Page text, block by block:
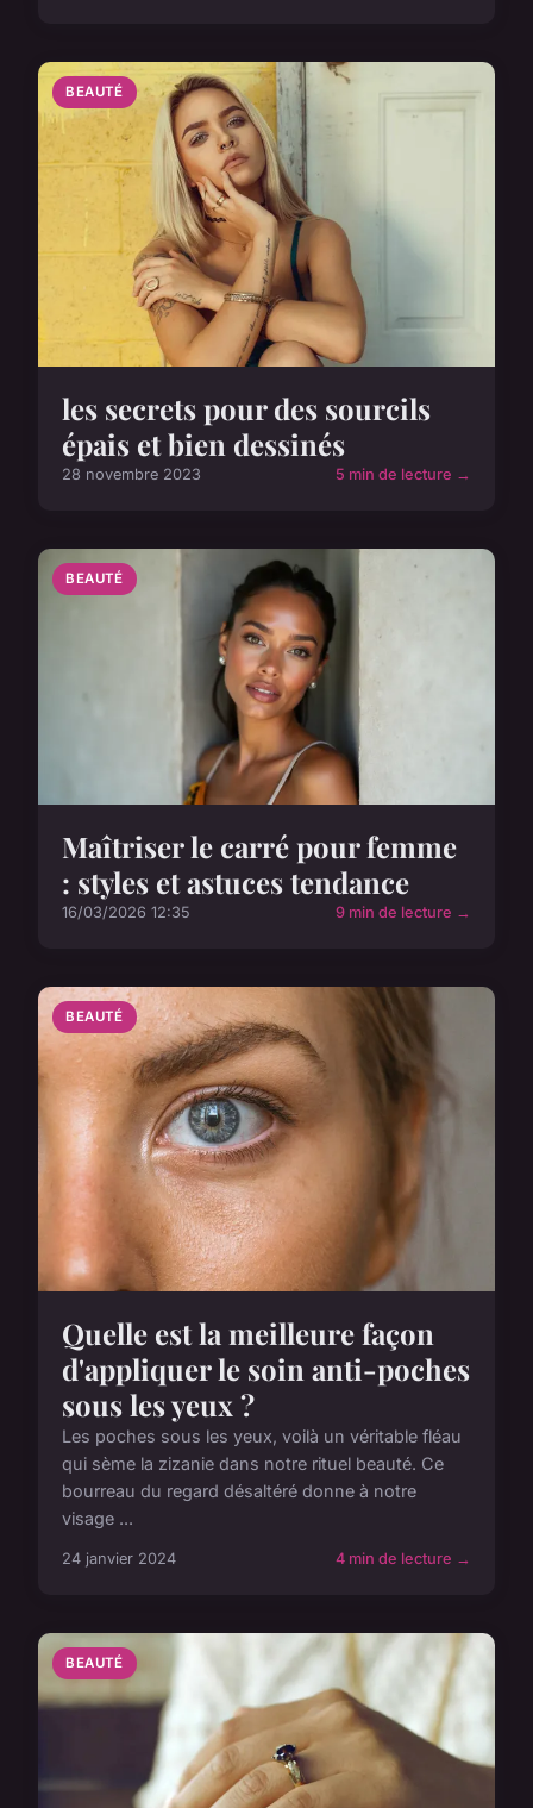
BEAUTÉ
les secrets pour des sourcils
épais et bien dessinés
28 novembre 2023 5 min de lecture →
BEAUTÉ
Maîtriser le carré pour femme
: styles et astuces tendance
16/03/2026 12:35 9 min de lecture →
BEAUTÉ
Quelle est la meilleure façon
d'appliquer le soin anti-poches
sous les yeux ?
Les poches sous les yeux, voilà un véritable fléau
qui sème la zizanie dans notre rituel beauté. Ce
bourreau du regard désaltéré donne à notre
visage ...
24 janvier 2024 4 min de lecture →
BEAUTÉ